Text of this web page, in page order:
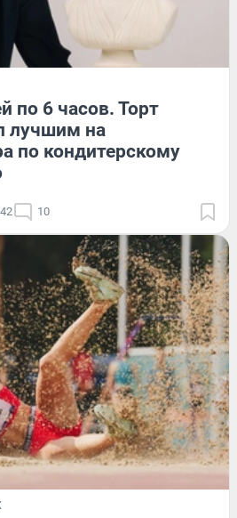
по 6 часов. Торт
лучшим на
по кондитерскому
10